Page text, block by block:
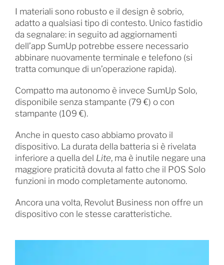
I materiali sono robusto e il design è sobrio,
adatto a qualsiasi tipo di contesto. Unico fastidio
da segnalare: in seguito ad aggiornamenti
dell’app SumUp potrebbe essere necessario
abbinare nuovamente terminale e telefono (si
tratta comunque di un’operazione rapida).
Compatto ma autonomo è invece SumUp Solo,
disponibile senza stampante (79 €) o con
stampante (109 €).
Anche in questo caso abbiamo provato il
dispositivo. La durata della batteria si è rivelata
inferiore a quella del Lite, ma è inutile negare una
maggiore praticità dovuta al fatto che il POS Solo
funzioni in modo completamente autonomo.
Ancora una volta, Revolut Business non offre un
dispositivo con le stesse caratteristiche.